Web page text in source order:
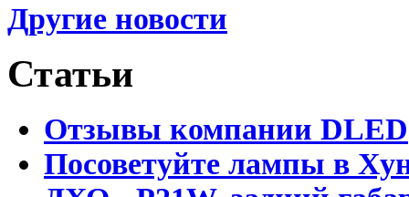
Другие новости
Статьи
Отзывы компании DLED
Посоветуйте лампы в